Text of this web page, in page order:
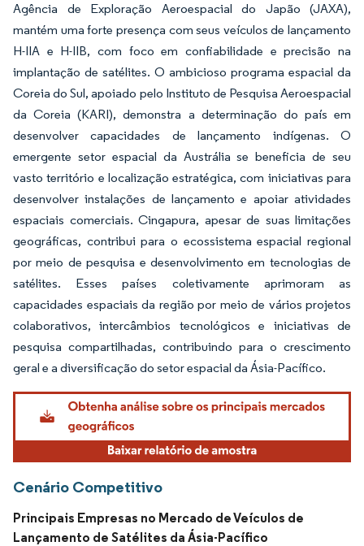
Agência de Exploração Aeroespacial do Japão (JAXA),
mantém uma forte presença com seus veículos de lançamento
H-IIA e H-IIB, com foco em confiabilidade e precisão na
implantação de satélites. O ambicioso programa espacial da
Coreia do Sul, apoiado pelo Instituto de Pesquisa Aeroespacial
da Coreia (KARI), demonstra a determinação do país em
desenvolver capacidades de lançamento indígenas. O
emergente setor espacial da Austrália se beneficia de seu
vasto território e localização estratégica, com iniciativas para
desenvolver instalações de lançamento e apoiar atividades
espaciais comerciais. Cingapura, apesar de suas limitações
geográficas, contribui para o ecossistema espacial regional
por meio de pesquisa e desenvolvimento em tecnologias de
satélites. Esses países coletivamente aprimoram as
capacidades espaciais da região por meio de vários projetos
colaborativos, intercâmbios tecnológicos e iniciativas de
pesquisa compartilhadas, contribuindo para o crescimento
geral e a diversificação do setor espacial da Ásia-Pacífico.
Cenário Competitivo
Principais Empresas no Mercado de Veículos de
Lançamento de Satélites da Ásia-Pacífico